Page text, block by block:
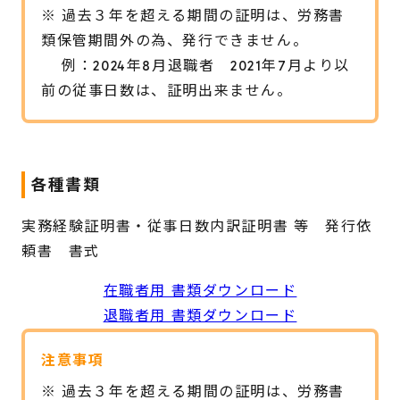
※過去３年を超える期間の証明は、労務書
類保管期間外の為、発行できません。
例：2024年8月退職者 2021年7月より以
前の従事日数は、証明出来ません。
各種書類
実務経験証明書・従事日数内訳証明書 等 発行依
頼書 書式
在職者用 書類ダウンロード
退職者用 書類ダウンロード
注意事項
※過去３年を超える期間の証明は、労務書